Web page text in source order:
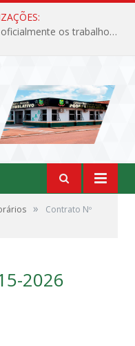
Câmara Municipal de Jacundá abre oficialmente os trabalhos legislativos de 2026
»
Contrato Nº
2026